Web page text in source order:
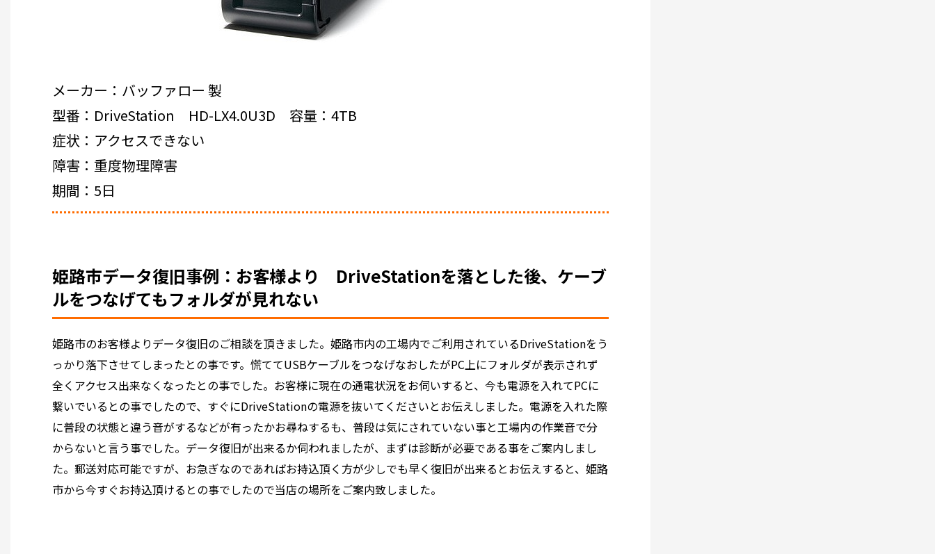
メーカー：バッファロー 製
型番：DriveStation HD-LX4.0U3D 容量：4TB
症状：アクセスできない
障害：重度物理障害
期間：5日
姫路市データ復旧事例：お客様より DriveStationを落とした後、ケーブ
ルをつなげてもフォルダが見れない
姫路市のお客様よりデータ復旧のご相談を頂きました。姫路市内の工場内でご利用されているDriveStationをう
っかり落下させてしまったとの事です。慌ててUSBケーブルをつなげなおしたがPC上にフォルダが表示されず
全くアクセス出来なくなったとの事でした。お客様に現在の通電状況をお伺いすると、今も電源を入れてPCに
繋いでいるとの事でしたので、すぐにDriveStationの電源を抜いてくださいとお伝えしました。電源を入れた際
に普段の状態と違う音がするなどが有ったかお尋ねするも、普段は気にされていない事と工場内の作業音で分
からないと言う事でした。データ復旧が出来るか伺われましたが、まずは診断が必要である事をご案内しまし
た。郵送対応可能ですが、お急ぎなのであればお持込頂く方が少しでも早く復旧が出来るとお伝えすると、姫路
市から今すぐお持込頂けるとの事でしたので当店の場所をご案内致しました。